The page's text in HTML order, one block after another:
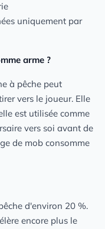
uniquement par
arme ?
à pêche peut
vers le joueur. Elle
est utilisée comme
vers soi avant de
de mob consomme
d'environ 20 %.
encore plus le